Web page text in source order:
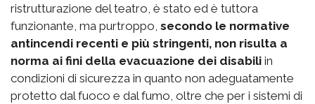
ristrutturazione del teatro, è stato ed è tuttora
funzionante, ma purtroppo, secondo le normative
antincendi recenti e più stringenti, non risulta a
norma ai fini della evacuazione dei disabili in
condizioni di sicurezza in quanto non adeguatamente
protetto dal fuoco e dal fumo, oltre che per i sistemi di